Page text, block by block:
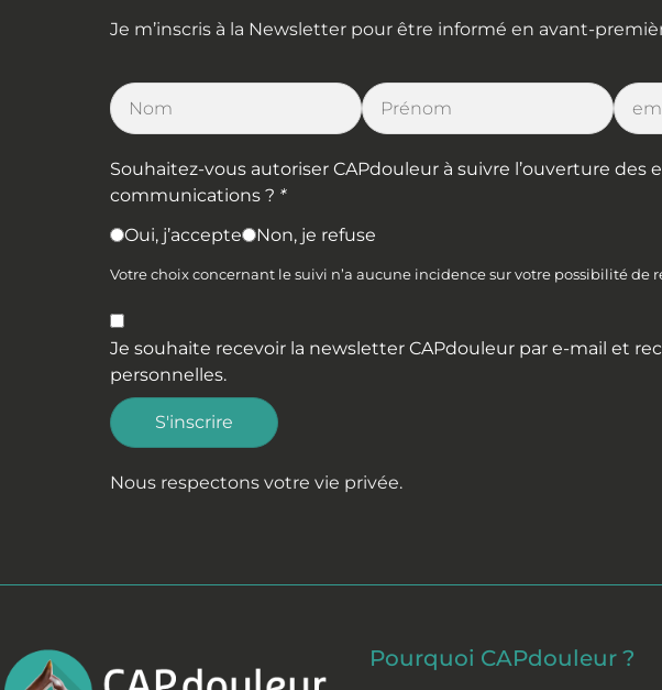
Je m’inscris à la Newsletter pour être informé en avant-
Souhaitez-vous autoriser CAPdouleur à suivre l’ouverture des
communications ? *
Oui, j’accepte
Non, je refuse
Votre choix concernant le suivi n’a aucune incidence sur votre possibilité
Je souhaite recevoir la newsletter CAPdouleur par e-mail et
personnelles.
S'inscrire
Nous respectons votre vie privée.
Pourquoi CAPdouleur ?